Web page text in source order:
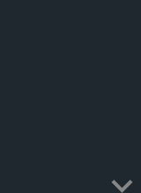
botland.com.pl